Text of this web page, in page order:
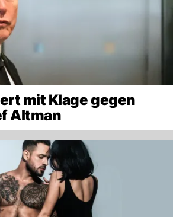
mit Klage gegen
Altman